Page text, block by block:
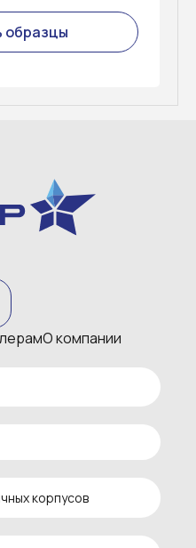
образцы
О компании
корпусов